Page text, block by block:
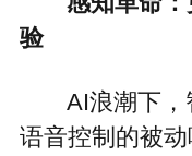
验
AI浪潮下，
语音控制的被